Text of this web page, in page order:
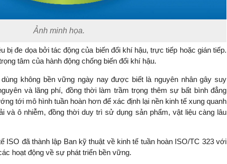
Ảnh minh họa.
bị đe dọa bởi tác động của biến đổi khí hậu, trực tiếp hoặc gián tiếp.
tâm của hành động chống biến đổi khí hậu.
không bền vững ngày nay được biết là nguyên nhân gây suy
và lãng phí, đồng thời làm trầm trọng thêm sự bất bình đẳng
tới mô hình tuần hoàn hơn để xác định lại nền kinh tế xung quanh
và ô nhiễm, đồng thời duy trì sử dụng sản phẩm, vật liệu càng lâu
ISO đã thành lập Ban kỹ thuật về kinh tế tuần hoàn ISO/TC 323 với
hoạt động về sự phát triển bền vững.